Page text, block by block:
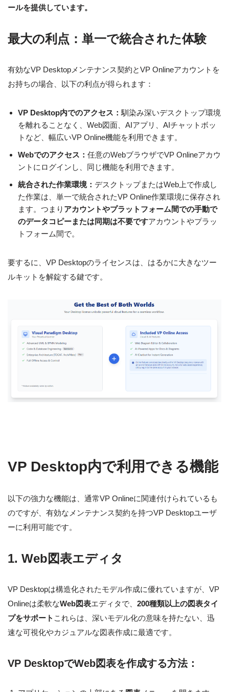
ールを提供しています。
最大の利点：単一で統合された体験
有効なVP Desktopメンテナンス契約とVP Onlineアカウントを
お持ちの場合、以下の利点が得られます：
VP Desktop内でのアクセス： 馴染み深いデスクトップ環境
を離れることなく、Web図面、AIアプリ、AIチャットボッ
トなど、幅広いVP Online機能を利用できます。
Webでのアクセス： 任意のWebブラウザでVP Onlineアカウ
ントにログインし、同じ機能を利用できます。
統合された作業環境： デスクトップまたはWeb上で作成し
た作業は、単一で統合されたVP Online作業環境に保存され
ます。つまり アカウントやプラットフォーム間での手動で
のデータコピーまたは同期は不要ですアカウントやプラッ
トフォーム間で。
要するに、VP Desktopのライセンスは、はるかに大きなツー
ルキットを解錠する鍵です。
VP Desktop内で利用できる機能
以下の強力な機能は、通常VP Onlineに関連付けられているも
のですが、有効なメンテナンス契約を持つVP Desktopユーザ
ーに利用可能です。
1. Web図表エディタ
VP Desktopは構造化されたモデル作成に優れていますが、VP
Onlineは柔軟なWeb図表エディタで、 200種類以上の図表タイ
プをサポート これらは、深いモデル化の意味を持たない、迅
速な可視化やカジュアルな図表作成に最適です。
VP DesktopでWeb図表を作成する方法：